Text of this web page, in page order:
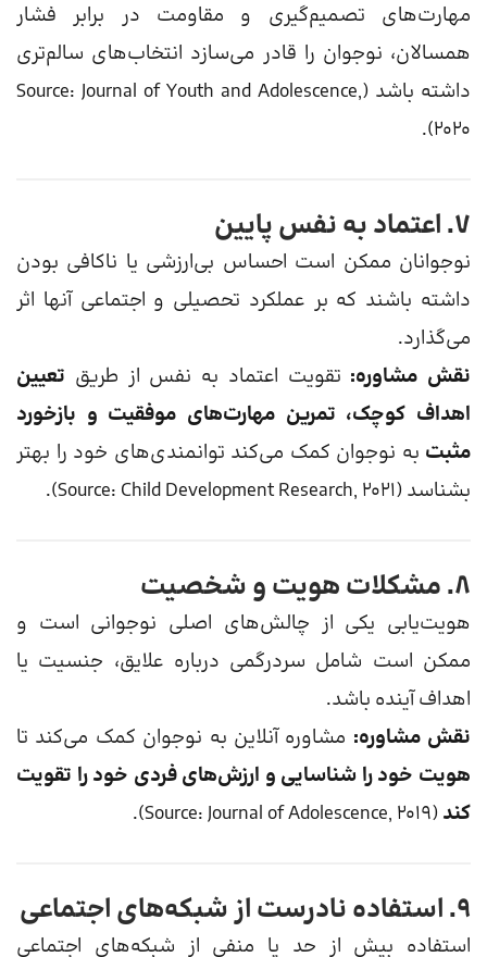
مهارت‌های تصمیم‌گیری و مقاومت در برابر فشار
همسالان، نوجوان را قادر می‌سازد انتخاب‌های سالم‌تری
داشته باشد (Source: Journal of Youth and Adolescence,
2020).
۷. اعتماد به نفس پایین
نوجوانان ممکن است احساس بی‌ارزشی یا ناکافی بودن
داشته باشند که بر عملکرد تحصیلی و اجتماعی آنها اثر
می‌گذارد.
نقش مشاوره: تقویت اعتماد به نفس از طریق تعیین
اهداف کوچک، تمرین مهارت‌های موفقیت و بازخورد
مثبت به نوجوان کمک می‌کند توانمندی‌های خود را بهتر
بشناسد (Source: Child Development Research, 2021).
۸. مشکلات هویت و شخصیت
هویت‌یابی یکی از چالش‌های اصلی نوجوانی است و
ممکن است شامل سردرگمی درباره علایق، جنسیت یا
اهداف آینده باشد.
نقش مشاوره: مشاوره آنلاین به نوجوان کمک می‌کند تا
هویت خود را شناسایی و ارزش‌های فردی خود را تقویت
کند(Source: Journal of Adolescence, 2019).
۹. استفاده نادرست از شبکه‌های اجتماعی
استفاده بیش از حد یا منفی از شبکه‌های اجتماعی